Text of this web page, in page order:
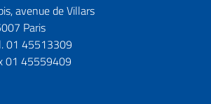
avenue de Villars
Paris
01 45513309
01 45559409